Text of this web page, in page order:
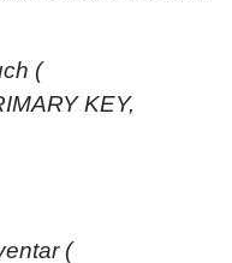
(
KEY,
(